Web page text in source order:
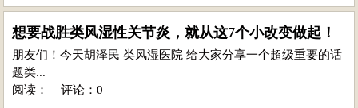
想要战胜类风湿性关节炎，就从这7个小改变做起！
朋友们！今天胡泽民 类风湿医院 给大家分享一个超级重要的话
题类...
阅读：
评论：0